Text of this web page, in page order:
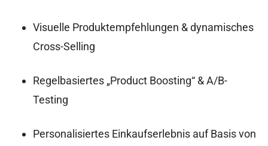
Visuelle Produktempfehlungen & dynamisches
Cross-Selling
Regelbasiertes „Product Boosting“ & A/B-
Testing
Personalisiertes Einkaufserlebnis auf Basis von